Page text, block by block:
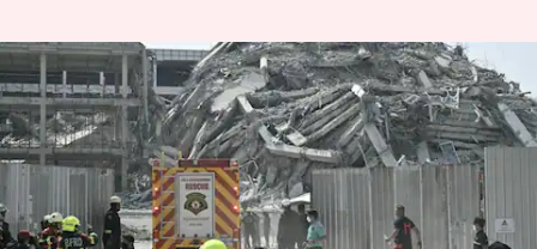
भूकंप के बाद थाईलैंड में कैसे हैं
हालात और क्या वहां की यात्रा करना
सुरक्षित है?
आबिद खान Mar 29, 2025 05:59 pm